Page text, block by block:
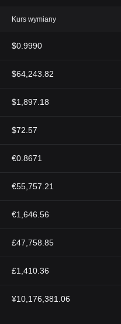
Kurs wymiany
$0.9990
$64,243.82
$1,897.18
$72.57
€0.8671
€55,757.21
€1,646.56
£47,758.85
£1,410.36
¥10,176,381.06